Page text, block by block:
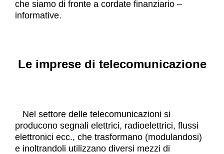
che siamo di fronte a cordate finanziario –
informative.
Le imprese di telecomunicazione
Nel settore delle telecomunicazioni si
producono segnali elettrici, radioelettrici, flussi
elettronici ecc., che trasformano (modulandosi)
e inoltrandoli utilizzano diversi mezzi di